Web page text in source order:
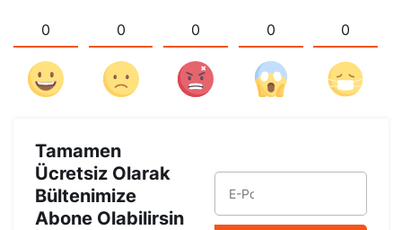
0 0 0 0 0
Tamamen
Ücretsiz Olarak
Bültenimize
Abone Olabilirsin